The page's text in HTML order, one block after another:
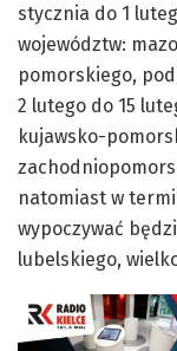
stycznia do 1
województw:
pomorskiego,
2 lutego do 15
kujawsko-
natomiast w
wypoczywać
lubelskiego,